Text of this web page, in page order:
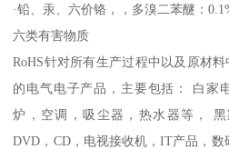
·铅、汞、六价铬，，多溴二苯醚：
六类有害物质
RoHS针对所有生产过程中以及原材
的电气电子产品，主要包括： 白家
炉，空调，吸尘器，热水器等，
DVD，CD，电视接收机，IT产品，